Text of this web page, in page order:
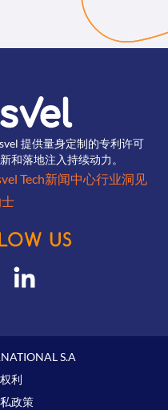
提供量身定制的专利许可
和落地注入持续动力。
Tech新闻中心行业洞见
S.A
利
政策